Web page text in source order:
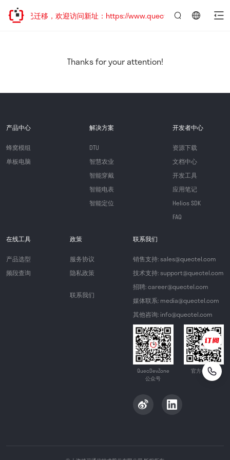
站地址已迁移，欢迎访问新址：https://www.quectel.com.cn
Thanks for your attention!
产品中心
蜂窝模组
单板电脑
解决方案
DTU
智慧农业
智能穿戴
智能电表
智能定位
开发者中心
资源下载
文档中心
开发工具
应用笔记
Helios SDK
FAQ
在线工具
产品选型
频段查询
政策
服务协议
隐私政策
联系我们
联系我们
销售支持: sales@quectel.com
技术支持: support@quectel.com
招聘: career@quectel.com
媒体联系: media@quectel.com
其他咨询: info@quectel.com
QuecDevZone
公众号
官方公众号